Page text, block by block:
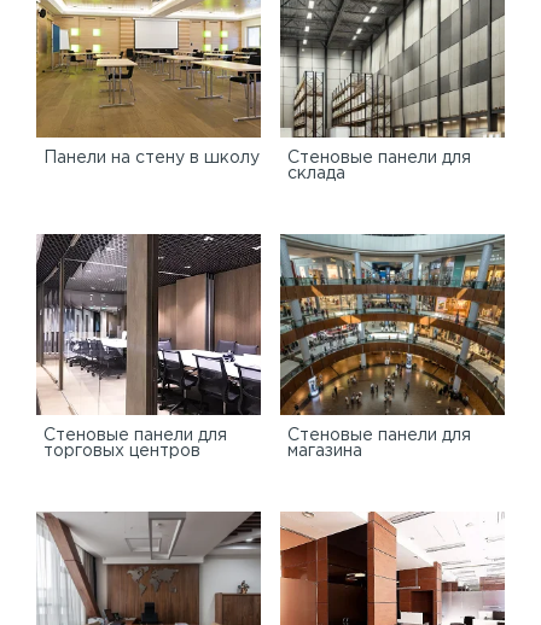
Панели на стену в школу
Стеновые панели для
склада
Cтеновые панели для
торговых центров
Стеновые панели для
магазина